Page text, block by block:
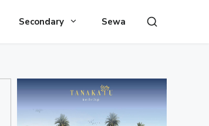
Secondary Sewa